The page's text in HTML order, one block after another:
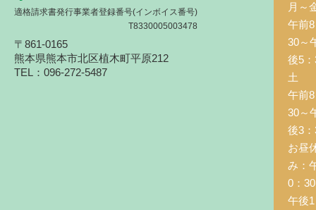
適格請求書発行事業者登録番号(インボイス番号)
T8330005003478
〒861-0165
熊本県熊本市北区植木町平原212
TEL：096-272-5487
月～
午前
30～
後5
土
午前
30～
後3
お昼
み：
0：
午後